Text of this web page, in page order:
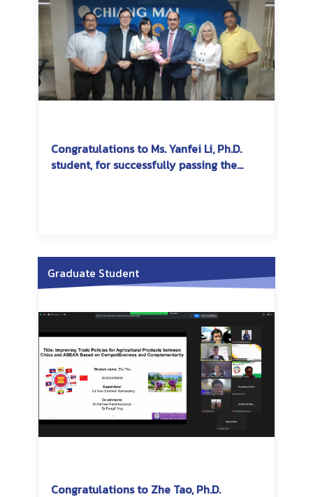
Congratulations to Ms. Yanfei Li, Ph.D.
student, for successfully passing the
Graduate Student
Congratulations to Zhe Tao, Ph.D.